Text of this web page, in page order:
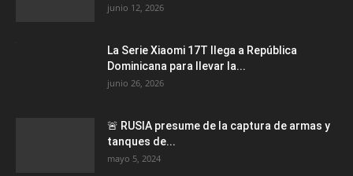
junio 12, 2026
La Serie Xiaomi 17T llega a República
Dominicana para llevar la...
junio 26, 2026
🚨 RUSIA presume de la captura de armas y
tanques de...
mayo 5, 2024